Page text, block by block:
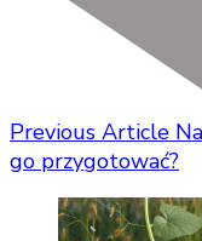
Previous Article
go przygotować?